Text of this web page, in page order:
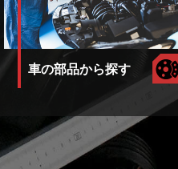
車の部品から探す